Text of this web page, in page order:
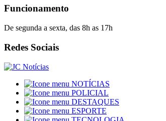
Funcionamento
De segunda a sexta, das 8h as 17h
Redes Sociais
NOTÍCIAS
POLICIAL
DESTAQUES
ESPORTE